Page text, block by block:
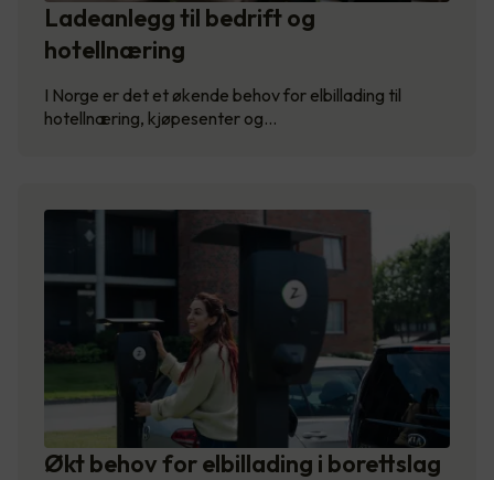
Ladeanlegg til bedrift og
hotellnæring
I Norge er det et økende behov for elbillading til
hotellnæring, kjøpesenter og…
Økt behov for elbillading i borettslag